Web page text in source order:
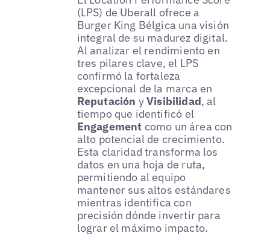
(LPS) de Uberall ofrece a
Burger King Bélgica una visión
integral de su madurez digital.
Al analizar el rendimiento en
tres pilares clave, el LPS
confirmó la fortaleza
excepcional de la marca en
Reputación yVisibilidad, al
tiempo que identificó el
Engagement como un área con
alto potencial de crecimiento.
Esta claridad transforma los
datos en una hoja de ruta,
permitiendo al equipo
mantener sus altos estándares
mientras identifica con
precisión dónde invertir para
lograr el máximo impacto.